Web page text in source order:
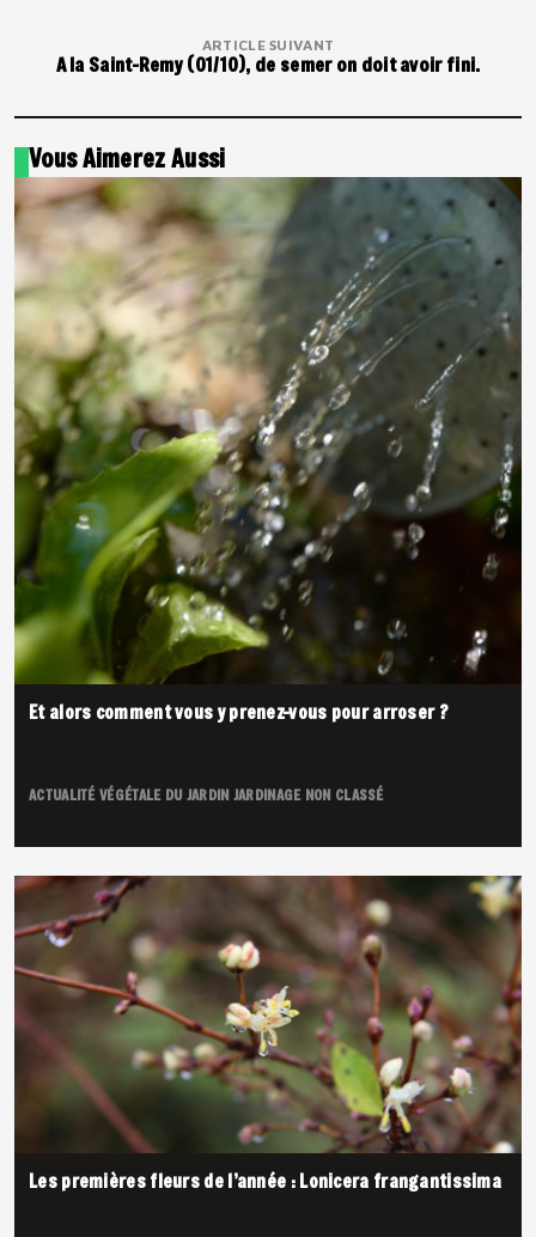
ARTICLE SUIVANT
A la Saint-Remy (01/10), de semer on doit avoir fini.
Vous Aimerez Aussi
Et alors comment vous y prenez-vous pour arroser ?
ACTUALITÉ VÉGÉTALE DU JARDINJARDINAGE NON CLASSÉ
Les premières fleurs de l’année : Lonicera frangantissima